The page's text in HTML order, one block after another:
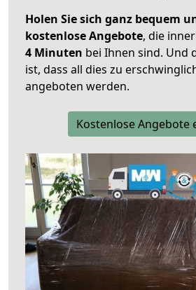
Holen Sie sich ganz bequem
kostenlose Angebote, die
4 Minuten bei Ihnen sind. Und
ist, dass all dies zu
angeboten werden.
Kostenlose Angebote